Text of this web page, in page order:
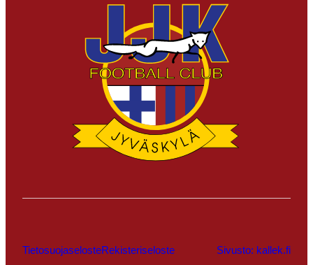
TietosuojaselosteRekisteriseloste Sivusto: kallek.fi